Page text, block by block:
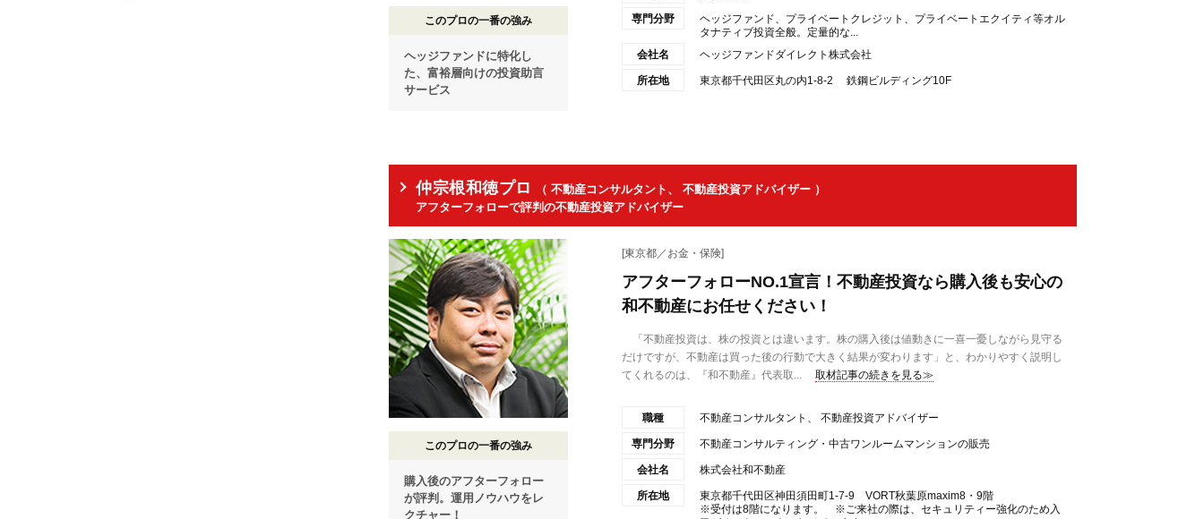
このプロの一番の強み
ヘッジファンドに特化し
た、富裕層向けの投資助言
サービス
専門分野
ヘッジファンド、プライベートクレジット、プライベートエクイティ等オル
タナティブ投資全般。定量的な...
会社名
ヘッジファンドダイレクト株式会社
所在地 東京都千代田区丸の内1-8-2 鉄鋼ビルディング10F
仲宗根和徳プロ
（ 不動産コンサルタント、 不動産投資アドバイザー ）
アフターフォローで評判の不動産投資アドバイザー
このプロの一番の強み
購入後のアフターフォロー
が評判。運用ノウハウをレ
クチャー！
[東京都／お金・保険]
アフターフォローNO.1宣言！不動産投資なら購入後も安心の
和不動産にお任せください！
「不動産投資は、株の投資とは違います。株の購入後は値動きに一喜一憂しながら見守る
だけですが、不動産は買った後の行動で大きく結果が変わります」と、わかりやすく説明し
てくれるのは、『和不動産』代表取...
取材記事の続きを見る≫
職種 不動産コンサルタント、 不動産投資アドバイザー
専門分野 不動産コンサルティング・中古ワンルームマンションの販売
会社名 株式会社和不動産
所在地
東京都千代田区神田須田町1-7-9 VORT秋葉原maxim8・9階
※受付は8階になります。 ※ご来社の際は、セキュリティー強化のため入